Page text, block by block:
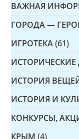
ВАЖНАЯ
ГОРОДА —
ИГРОТЕКА (61)
ИСТОРИЯ
ИСТОРИЯ И
КОНКУРСЫ,
КРЫМ (4)